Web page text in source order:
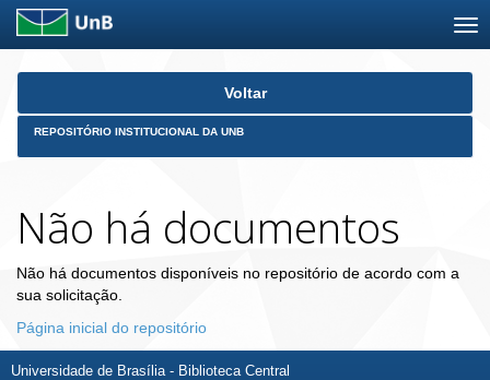
Skip
Voltar
REPOSITÓRIO INSTITUCIONAL DA UNB
Não há documentos
Não há documentos disponíveis no repositório de acordo com a
sua solicitação.
Página inicial do repositório
Universidade de Brasília - Biblioteca Central